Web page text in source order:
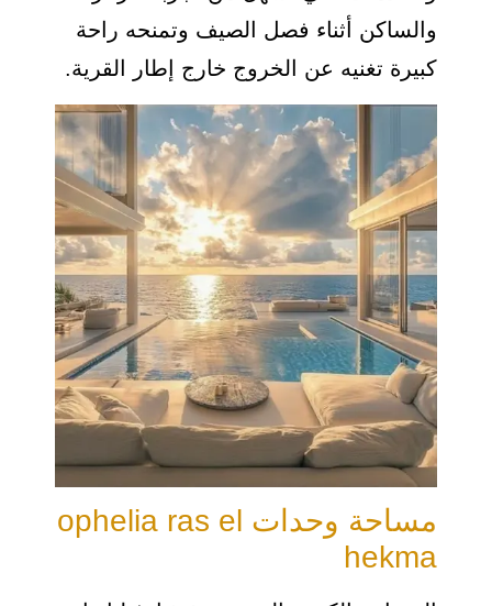
والساكن أثناء فصل الصيف وتمنحه راحة
كبيرة تغنيه عن الخروج خارج إطار القرية.
مساحة وحدات ophelia ras el
hekma